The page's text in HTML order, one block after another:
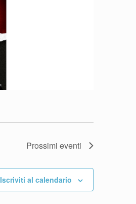
Prossimi eventi
Iscriviti al calendario